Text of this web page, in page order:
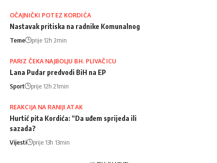
OČAJNIČKI POTEZ KORDIĆA
Nastavak pritiska na radnike Komunalnog
Teme prije 12h 2min
PARIZ ČEKA NAJBOLJU BH. PLIVAČICU
Lana Pudar predvodi BiH na EP
Sport prije 12h 21min
REAKCIJA NA RANIJI ATAK
Hurtić pita Kordića: “Da uđem sprijeda ili
sazada?
Vijesti prije 13h 13min